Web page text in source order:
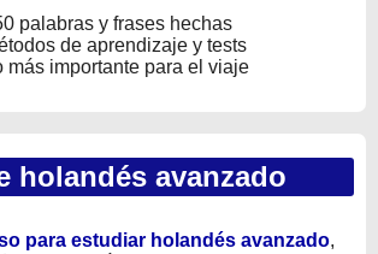
palabras y frases hechas
de aprendizaje y tests
más importante para el viaje
holandés avanzado
para estudiar holandés avanzado,